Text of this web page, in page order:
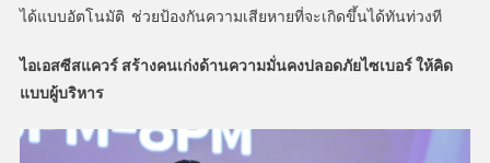
ได้แบบอัตโนมัติ ช่วยป้องกันความเสียหายที่จะเกิดขึ้นได้ทันท่วงที
ไอเอสซีสแควร์ สร้างคนเก่งด้านความมั่นคงปลอดภัยไซเบอร์ ให้คิด
แบบผู้บริหาร